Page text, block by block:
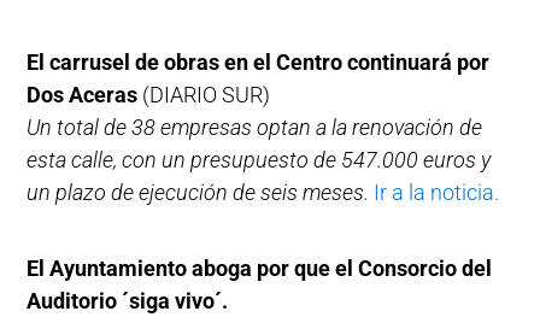
El carrusel de obras en el Centro continuará por
Dos Aceras (DIARIO SUR)
Un total de 38 empresas optan a la renovación de
esta calle, con un presupuesto de 547.000 euros y
un plazo de ejecución de seis meses. Ir a la noticia.
El Ayuntamiento aboga por que el Consorcio del
Auditorio ´siga vivo´.